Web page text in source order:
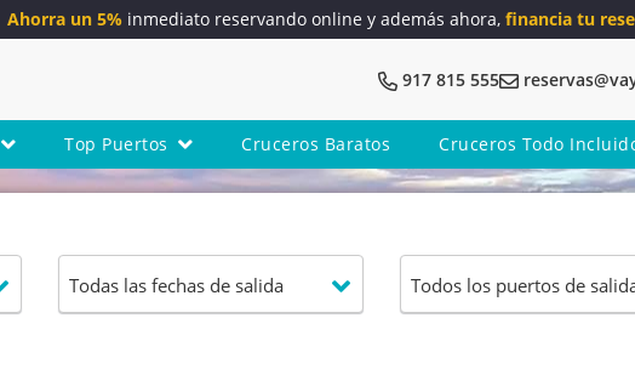
Ahorra un 5% inmediato reservando online y además ahora, financia tu
917 815 555
Top Puertos Cruceros Baratos Cruceros Todo